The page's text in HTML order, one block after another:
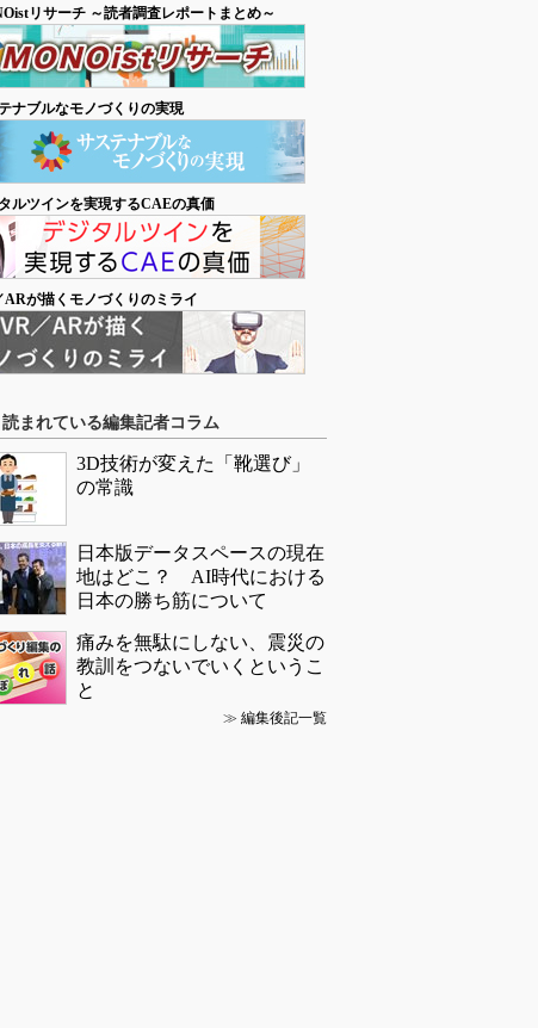
リサーチ ～読者調査レポートまとめ～
ナブルなモノづくりの実現
ルツインを実現するCAEの真価
ARが描くモノづくりのミライ
読まれている編集記者コラム
3D技術が変えた「靴選び」
の常識
日本版データスペースの現在
地はどこ？ AI時代における
日本の勝ち筋について
痛みを無駄にしない、震災の
教訓をつないでいくというこ
と
≫ 編集後記一覧